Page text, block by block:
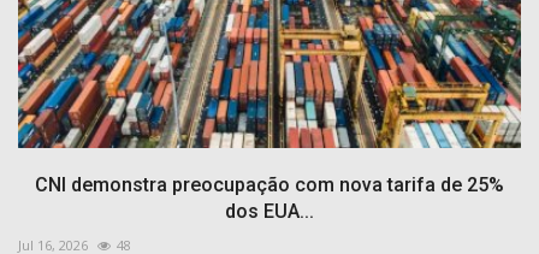
CNI demonstra preocupação com nova tarifa de 25%
dos EUA...
Jul 16, 2026 48